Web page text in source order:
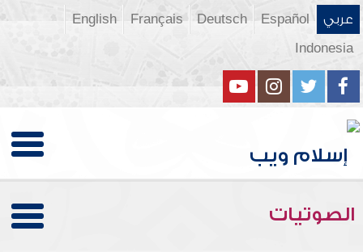
عربي Español
Deutsch
Français
English
Indonesia
الصوتيات